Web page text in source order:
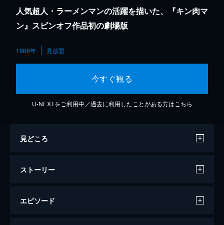
人気超人・ラーメンマンの活躍を描いた、『キン肉マ
ン』スピンオフ作品初の劇場版
1988年 見放題
今すぐ観る
U-NEXTをご利用中／過去に利用したことがある方は こちら
見どころ
ストーリー
エピソード